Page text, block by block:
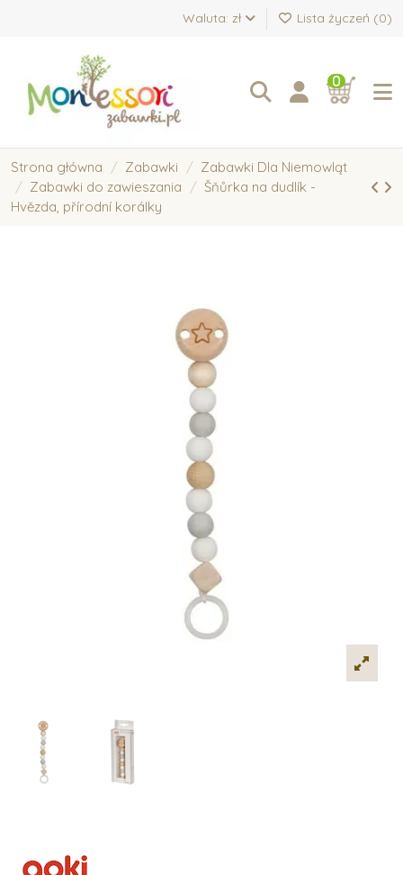
Waluta: zł Lista życzeń (0)
0
Strona główna Zabawki
Zabawki Dla Niemowląt
Zabawki do zawieszania
Šňůrka na dudlík -
Hvězda, přírodní korálky